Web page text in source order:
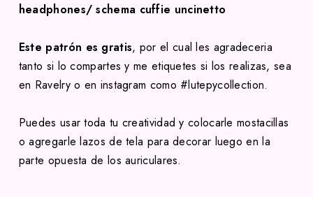
headphones/ schema cuffie uncinetto
Este patrón es gratis, por el cual les agradeceria
tanto si lo compartes y me etiquetes si los realizas, sea
en Ravelry o en instagram como #lutepycollection.
Puedes usar toda tu creatividad y colocarle mostacillas
o agregarle lazos de tela para decorar luego en la
parte opuesta de los auriculares.